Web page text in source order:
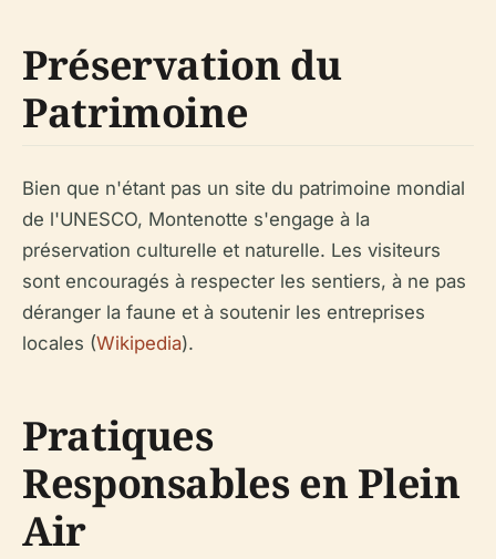
Préservation du
Patrimoine
Bien que n'étant pas un site du patrimoine mondial
de l'UNESCO, Montenotte s'engage à la
préservation culturelle et naturelle. Les visiteurs
sont encouragés à respecter les sentiers, à ne pas
déranger la faune et à soutenir les entreprises
locales (Wikipedia).
Pratiques
Responsables en Plein
Air